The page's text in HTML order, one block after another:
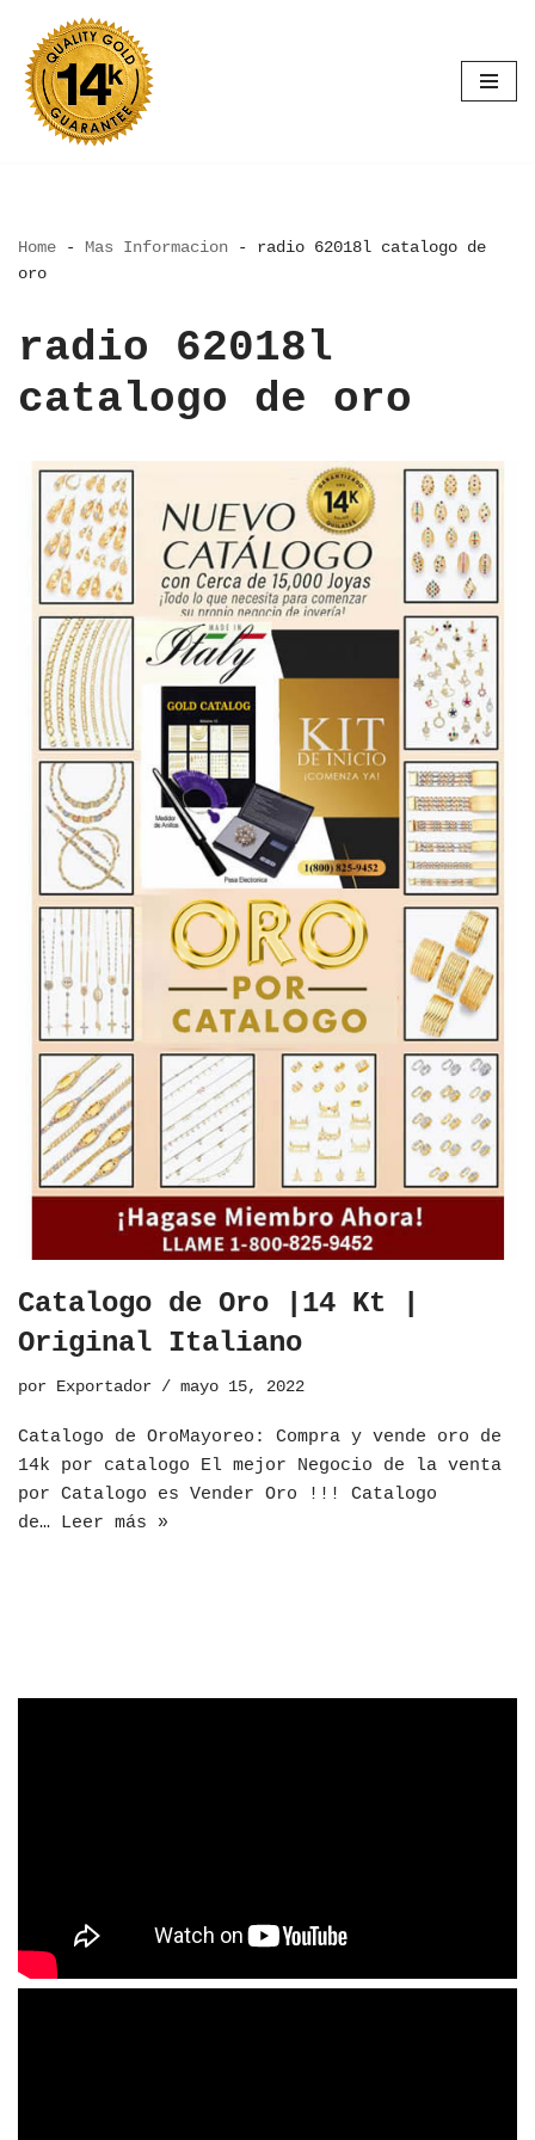
Saltar
al
contenido
Home - Mas Informacion - radio 62018l catalogo de
oro
radio 62018l
catalogo de oro
Catalogo de Oro |14 Kt |
Original Italiano
por Exportador mayo 15, 2022
​Catalogo de OroMayoreo: Compra y vende oro de
14k por catalogo El mejor Negocio de la venta
por Catalogo es Vender Oro !!! Catalogo
de… Leer más »